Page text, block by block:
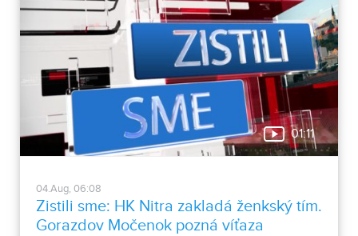
01:11
04.Aug, 06:08
Zistili sme: HK Nitra zakladá ženkský tím.
Gorazdov Močenok pozná víťaza